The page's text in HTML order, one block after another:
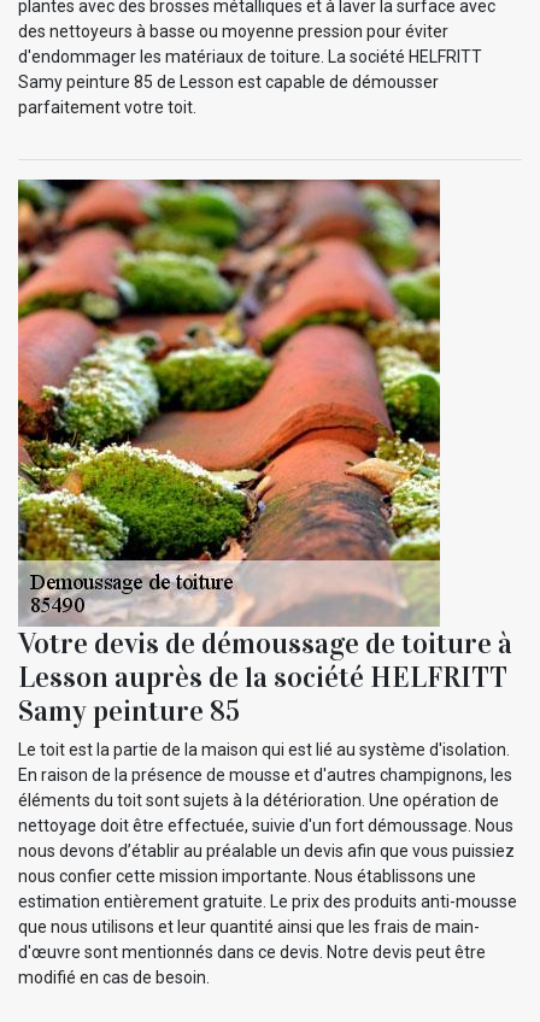
plantes avec des brosses métalliques et à laver la surface avec
des nettoyeurs à basse ou moyenne pression pour éviter
d'endommager les matériaux de toiture. La société HELFRITT
Samy peinture 85 de Lesson est capable de démousser
parfaitement votre toit.
Votre devis de démoussage de toiture à
Lesson auprès de la société HELFRITT
Samy peinture 85
Le toit est la partie de la maison qui est lié au système d'isolation.
En raison de la présence de mousse et d'autres champignons, les
éléments du toit sont sujets à la détérioration. Une opération de
nettoyage doit être effectuée, suivie d'un fort démoussage. Nous
nous devons d’établir au préalable un devis afin que vous puissiez
nous confier cette mission importante. Nous établissons une
estimation entièrement gratuite. Le prix des produits anti-mousse
que nous utilisons et leur quantité ainsi que les frais de main-
d'œuvre sont mentionnés dans ce devis. Notre devis peut être
modifié en cas de besoin.